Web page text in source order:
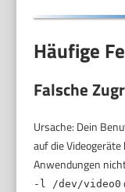
Häufige
Falsche
Ursache: Dein
auf die
Anwendungen
-l /dev/video0